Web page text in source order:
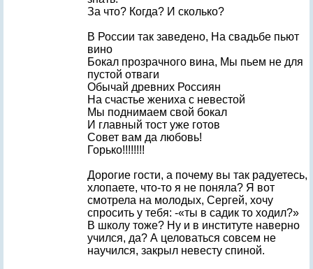
За что? Когда? И сколько?
В России так заведено, На свадьбе пьют
вино
Бокал прозрачного вина, Мы пьем не для
пустой отваги
Обычай древних Россиян
На счастье жениха с невестой
Мы поднимаем свой бокал
И главный тост уже готов
Совет вам да любовь!
Горько!!!!!!!!
Дорогие гости, а почему вы так радуетесь,
хлопаете, что-то я не поняла? Я вот
смотрела на молодых, Сергей, хочу
спросить у тебя: -«ты в садик то ходил?»
В школу тоже? Ну и в институте наверно
учился, да? А целоваться совсем не
научился, закрыл невесту спиной.